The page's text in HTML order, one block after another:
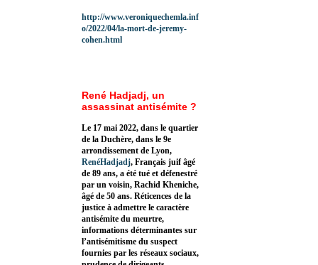
http://www.veroniquechemla.inf
o/2022/04/la-mort-de-jeremy-
cohen.html
René Hadjadj, un
assassinat antisémite ?
Le 17 mai 2022, dans le quartier
de la Duchère, dans le 9e
arrondissement de Lyon,
RenéHadjadj, Français juif âgé
de 89 ans, a été tué et défenestré
par un voisin, Rachid Kheniche,
âgé de 50 ans. Réticences de la
justice à admettre le caractère
antisémite du meurtre,
informations déterminantes sur
l’antisémitisme du suspect
fournies par les réseaux sociaux,